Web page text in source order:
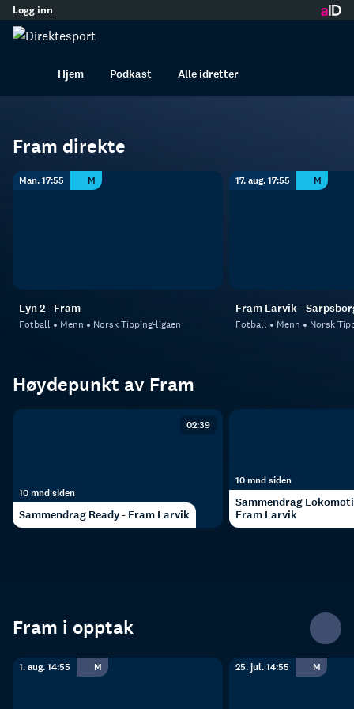
innhold
Logg inn
Hjem Podkast Alle idretter
Fram
Fram direkte
Man. 17:55 M
Lyn 2 - Fram
Fotball Menn Norsk Tipping-ligaen
17. aug. 17:55 M
Fram Larvik -
Fotball Menn Norsk
Høydepunkt av Fram
02:39
10 mnd siden
Sammendrag Ready - Fram Larvik
10 mnd siden
Sammendrag
Fram Larvik
Fram i opptak
1. aug. 14:55 M 25. jul. 14:55 M